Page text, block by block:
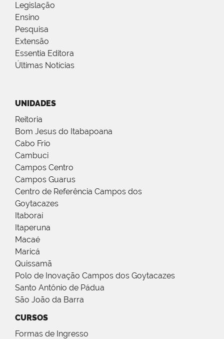
Legislação
Ensino
Pesquisa
Extensão
Essentia Editora
Últimas Notícias
UNIDADES
Reitoria
Bom Jesus do Itabapoana
Cabo Frio
Cambuci
Campos Centro
Campos Guarus
Centro de Referência Campos dos
Goytacazes
Itaboraí
Itaperuna
Macaé
Maricá
Quissamã
Polo de Inovação Campos dos Goytacazes
Santo Antônio de Pádua
São João da Barra
CURSOS
Formas de Ingresso